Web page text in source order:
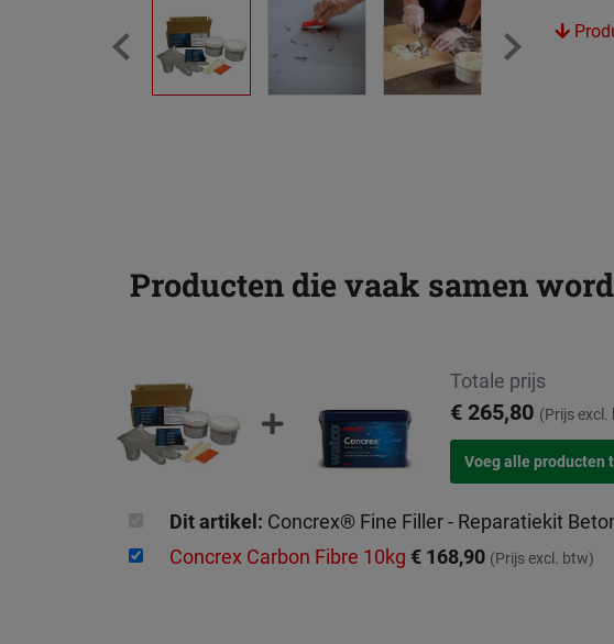
Producten die vaak samen
Totale prijs
€ 265,80 (Prijs excl.
Dit artikel: Concrex® Fine Filler - Reparatiekit
Concrex Carbon Fibre 10kg € 168,90 (Prijs excl. btw)